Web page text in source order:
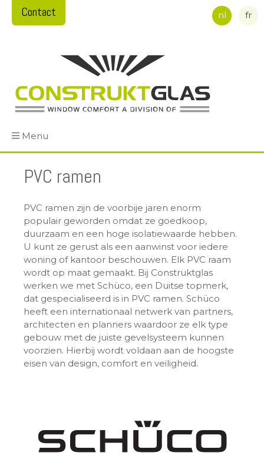
Contact nl fr
Menu
PVC ramen
PVC ramen zijn de voorbije jaren enorm
populair geworden omdat ze goedkoop,
duurzaam en een hoge isolatiewaarde hebben.
U kunt ze gerust als een aanwinst voor iedere
woning of kantoor beschouwen. Elk PVC raam
wordt op maat gemaakt. Bij Construktglas
werken we met Schüco, een Duitse topmerk,
dat gespecialiseerd is in PVC ramen. Schüco
heeft een internationaal netwerk van partners,
architecten en planners waardoor ze elk type
gebouw met de juiste gevelsysteem kunnen
voorzien. Hierbij wordt voldaan aan de hoogste
eisen van design, comfort en veiligheid.